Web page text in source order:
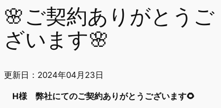
🌸ご契約ありがとうご
ざいます🌸
更新日： 2024年04月23日
H様 弊社にてのご契約ありがとうございます🌻